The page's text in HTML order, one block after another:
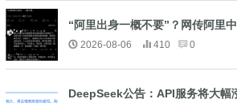
“阿里出身一概不要”？网传阿里
2026-08-06 410 0
DeepSeek公告：API服务将大幅